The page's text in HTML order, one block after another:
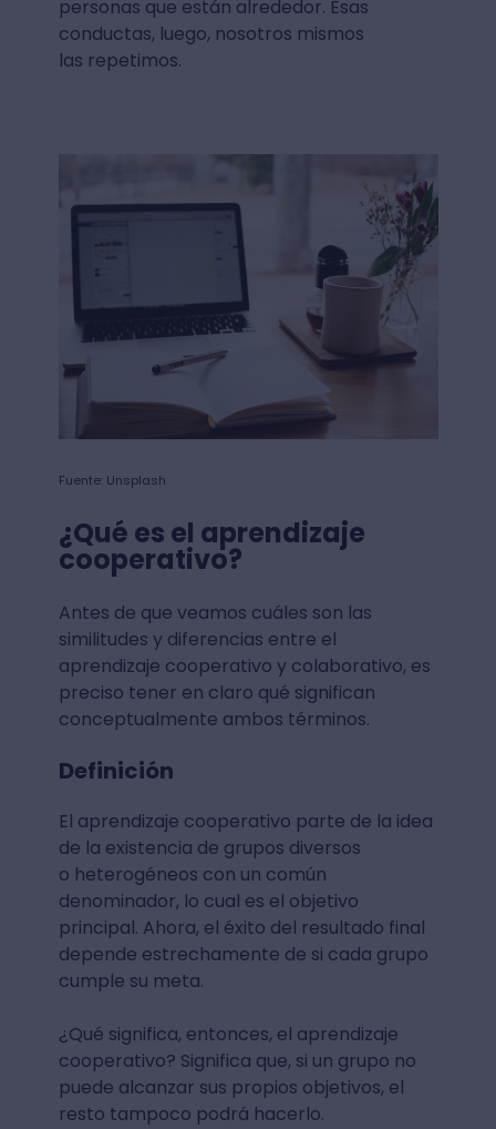
personas que están alrededor. Esas
conductas, luego, nosotros mismos
las repetimos.
Fuente: Unsplash
¿Qué es el aprendizaje
cooperativo?
Antes de que veamos cuáles son las
similitudes y diferencias entre el
aprendizaje cooperativo y colaborativo, es
preciso tener en claro qué significan
conceptualmente ambos términos.
Definición
El aprendizaje cooperativo parte de la idea
de la existencia de grupos diversos
o heterogéneos con un común
denominador, lo cual es el objetivo
principal. Ahora, el éxito del resultado final
depende estrechamente de si cada grupo
cumple su meta.
¿Qué significa, entonces, el aprendizaje
cooperativo? Significa que, si un grupo no
puede alcanzar sus propios objetivos, el
resto tampoco podrá hacerlo.